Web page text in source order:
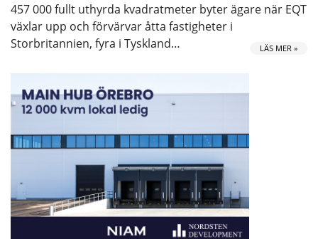
457 000 fullt uthyrda kvadratmeter byter ägare när EQT
växlar upp och förvärvar åtta fastigheter i
Storbritannien, fyra i Tyskland…
LÄS MER »